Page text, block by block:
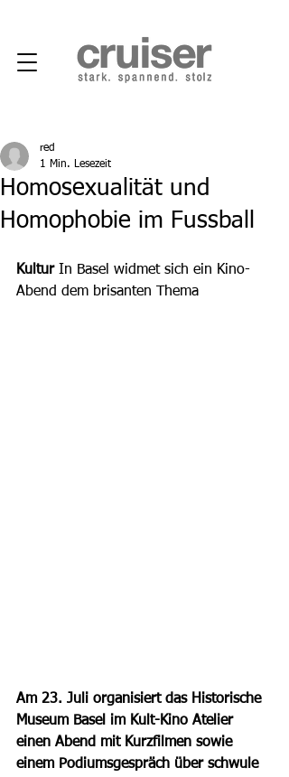
Homosexualität und
Homophobie im Fussball
red
1 Min. Lesezeit
Kultur In Basel widmet sich ein Kino-
Abend dem brisanten Thema
Am 23. Juli organisiert das Historische
Museum Basel im Kult-Kino Atelier
einen Abend mit Kurzfilmen sowie
einem Podiumsgespräch über schwule